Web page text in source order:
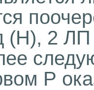
(Н), 2 ЛП
Р